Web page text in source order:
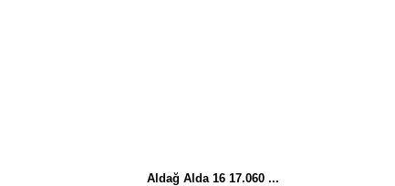
Aldağ Alda 16 17.060 ...